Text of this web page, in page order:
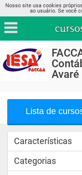
Nosso site usa cookies
ao usuário. Se você
Avaré
Lista de
Características
Categorias